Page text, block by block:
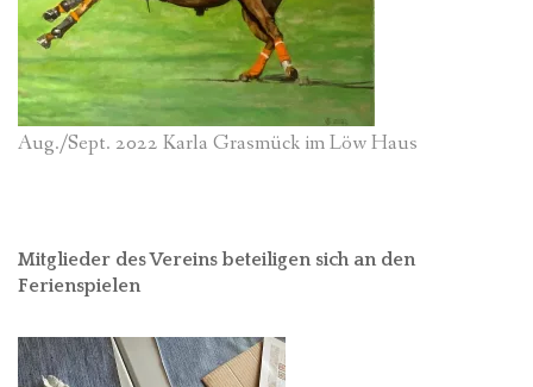
Aug./Sept. 2022 Karla Grasmück im Löw Haus
Mitglieder des Vereins beteiligen sich an den
Ferienspielen